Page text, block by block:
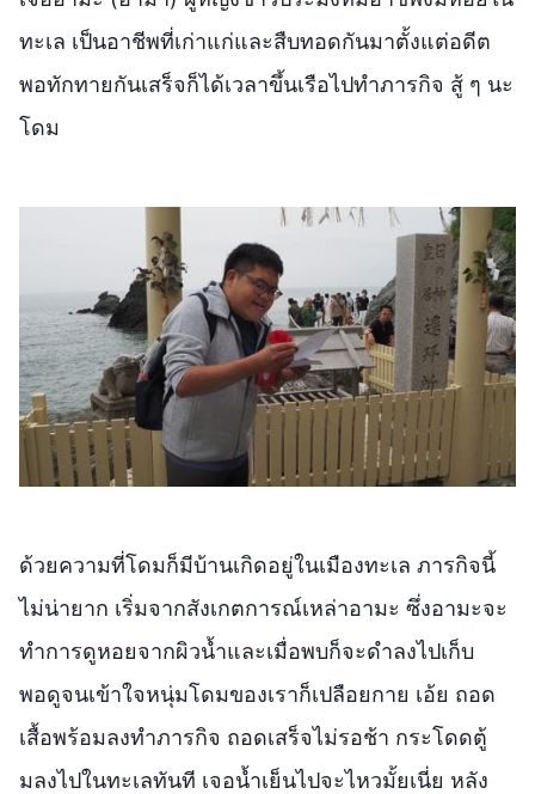
ทะเล เป็นอาชีพที่เก่าแก่และสืบทอดกันมาตั้งแต่อดีต
พอทักทายกันเสร็จก็ได้เวลาขึ้นเรือไปทำภารกิจ สู้ ๆ นะ
โดม
ด้วยความที่โดมก็มีบ้านเกิดอยู่ในเมืองทะเล ภารกิจนี้
ไม่น่ายาก เริ่มจากสังเกตการณ์เหล่าอามะ ซึ่งอามะจะ
ทำการดูหอยจากผิวน้ำและเมื่อพบก็จะดำลงไปเก็บ
พอดูจนเข้าใจหนุ่มโดมของเราก็เปลือยกาย เอ้ย ถอด
เสื้อพร้อมลงทำภารกิจ ถอดเสร็จไม่รอช้า กระโดดตู้
มลงไปในทะเลทันที เจอน้ำเย็นไปจะไหวมั้ยเนี่ย หลัง